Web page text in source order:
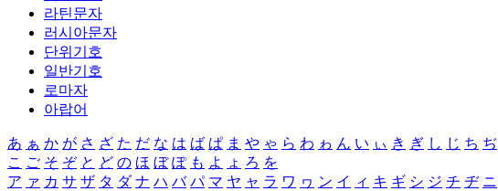
라틴문자
러시아문자
단위기호
일반기호
로마자
아랍어
あ ぁ か が さ ざ た だ な は ば ぱ ま や ゃ ら わ ゎ ん い ぃ き ぎ し じ ち ぢ
こ ご そ ぞ と ど の ほ ぼ ぽ も よ ょ ろ を
ア ァ カ サ ザ タ ダ ナ ハ バ パ マ ヤ ャ ラ ワ ヮ ン イ ィ キ ギ シ ジ チ ヂ ニ